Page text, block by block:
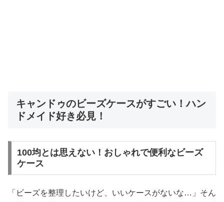
キャンドゥのビーズケースがすごい！ハン
ドメイド好き必見！
100均とは思えない！おしゃれで便利なビーズ
ケース
「ビーズを整理したいけど、いいケースがないな…」そん